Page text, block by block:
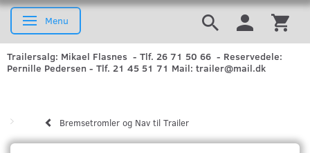
Skifte navigation
Menu
Trailersalg: Mikael Flasnes - Tlf. 26 71 50 66 - Reservedele:
Pernille Pedersen - Tlf. 21 45 51 71 Mail: trailer@mail.dk
Bremsetromler og Nav til Trailer